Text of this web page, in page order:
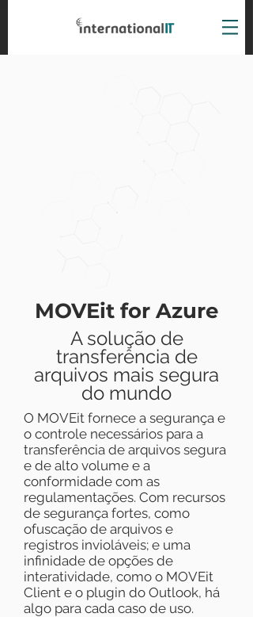
MOVEit for Azure
A solução de
transferência de
arquivos mais segura
do mundo
O MOVEit fornece a segurança e
o controle necessários para a
transferência de arquivos segura
e de alto volume e a
conformidade com as
regulamentações. Com recursos
de segurança fortes, como
ofuscação de arquivos e
registros invioláveis; e uma
infinidade de opções de
interatividade, como o MOVEit
Client e o plugin do Outlook, há
algo para cada caso de uso.